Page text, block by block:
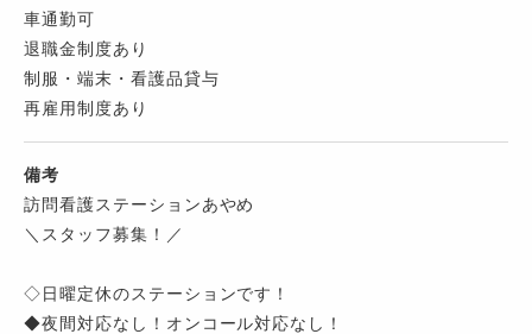
車通勤可
退職金制度あり
制服・端末・看護品貸与
再雇用制度あり
備考
訪問看護ステーションあやめ
＼スタッフ募集！／
◇日曜定休のステーションです！
◆夜間対応なし！オンコール対応なし！